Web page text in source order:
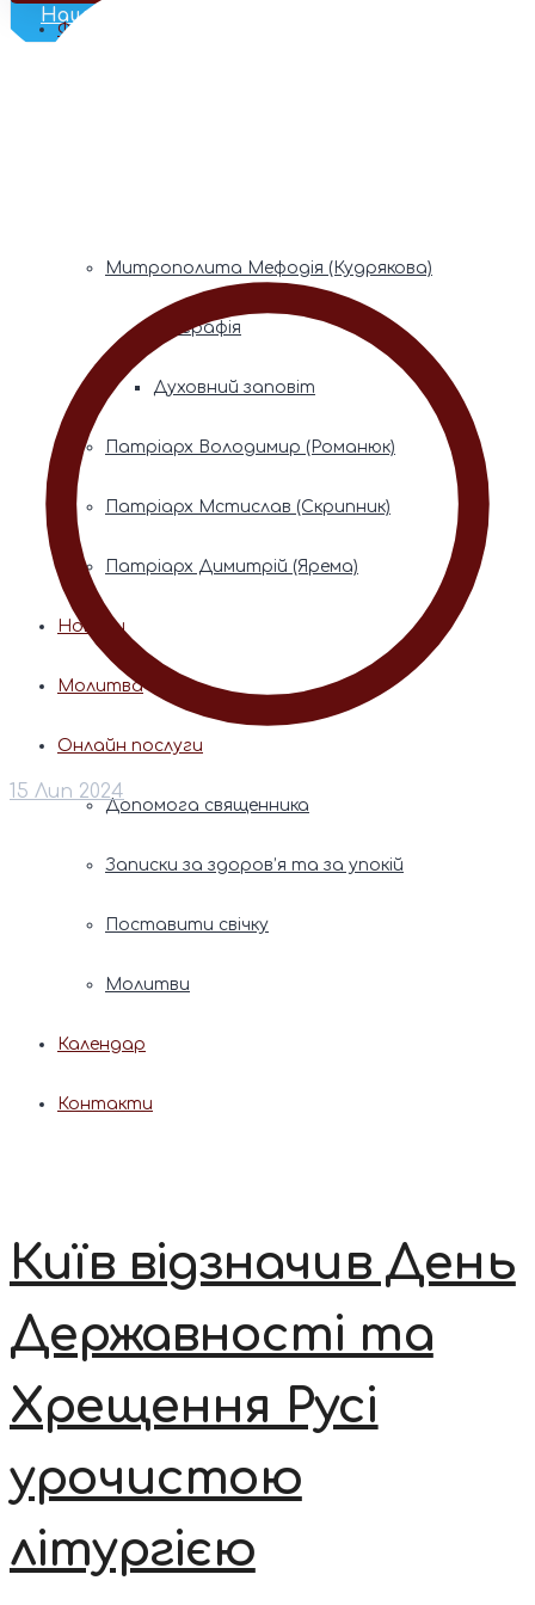
Наш Телеграм
Фонди пам’яті
Митрополита Мефодія (Кудрякова)
Біографія
Духовний заповіт
Патріарх Володимир (Романюк)
Патріарх Мстислав (Скрипник)
Патріарх Димитрій (Ярема)
Новини
Молитва
Онлайн послуги
Допомога священника
Записки за здоров’я та за упокій
Поставити свічку
Молитви
Календар
Контакти
15 Лип 2024
Київ відзначив День
Державності та
Хрещення Русі
урочистою
літургією